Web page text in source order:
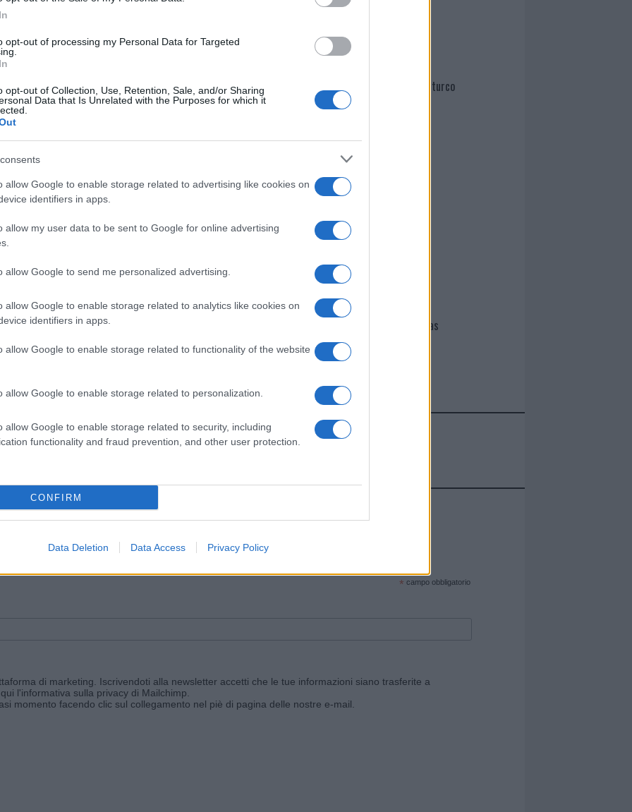
opt-out of processing my Personal Data for Targeted
opt-out of Collection, Use, Retention, Sale, and/or Sharing
Data that Is Unrelated with the Purposes for which it
allow Google to enable storage related to advertising like cookies on
identifiers in apps.
allow my user data to be sent to Google for online advertising
allow Google to send me personalized advertising.
allow Google to enable storage related to analytics like cookies on
identifiers in apps.
allow Google to enable storage related to functionality of the website
allow Google to enable storage related to personalization.
allow Google to enable storage related to security, including
functionality and fraud prevention, and other user protection.
CONFIRM
Data Deletion Data Access Privacy Policy
nella sezioneLogindal menù del sito o
Prossimo articolo
Martina Agostina Diturco
I nostri cari
I nostri cari
Giovannimaria Cabras
Invia un Comunicato Stampa|Pubblicità|Segnala
e ricevi le nostre email periodiche contenenti le ultime notizie pubblicate sul sito web!
* campo obbligatorio
di marketing. Iscrivendoti alla newsletter accetti che le tue informazioni siano trasferite a
l'informativa sulla privacy di Mailchimp
momento facendo clic sul collegamento nel piè di pagina delle nostre e-mail.